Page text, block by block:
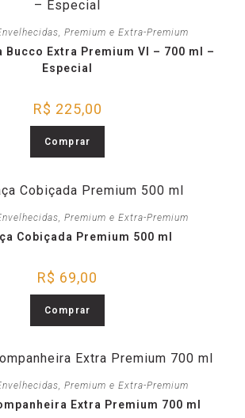
, Premium e Extra-Premium
Bucco Extra Premium VI – 700 ml –
Especial
R$ 225,00
Comprar
Premium e Extra-Premium
Cobiçada Premium 500 ml
R$ 69,00
Comprar
, Premium e Extra-Premium
Extra Premium 700 ml